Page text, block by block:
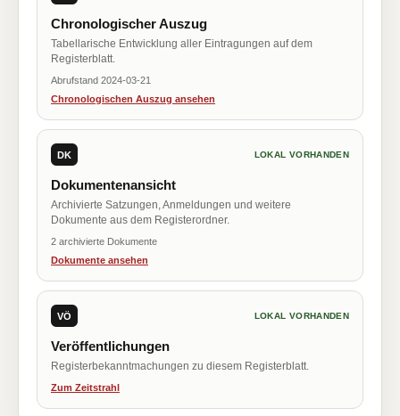
Chronologischer Auszug
Tabellarische Entwicklung aller Eintragungen auf dem
Registerblatt.
Abrufstand 2024-03-21
Chronologischen Auszug ansehen
DK LOKAL VORHANDEN
Dokumentenansicht
Archivierte Satzungen, Anmeldungen und weitere
Dokumente aus dem Registerordner.
2 archivierte Dokumente
Dokumente ansehen
VÖ LOKAL VORHANDEN
Veröffentlichungen
Registerbekanntmachungen zu diesem Registerblatt.
Zum Zeitstrahl